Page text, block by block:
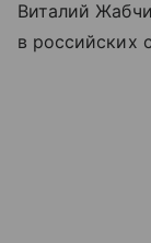
Виталий
в российских